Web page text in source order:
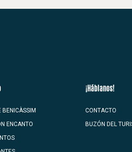
BENICÀSSIM
ENCANTO
¡Háblanos!
CONTACTO
BUZÓN DEL